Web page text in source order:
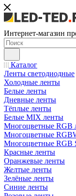
Интернет-магазин
Каталог
Ленты светодиодные
Холодные ленты
Белые ленты
Дневные ленты
Тёплые ленты
Белые MIX ленты
Многоцветные RGB
Многоцветные
Многоцветные RGB
Красные ленты
Оранжевые ленты
Желтые ленты
Зелёные ленты
Синие ленты